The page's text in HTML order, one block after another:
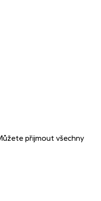
přijmout všechny